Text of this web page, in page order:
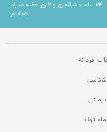
۲۴ ساعت شبانه روز و ۷ روز هفته همراه
شماییم
مردانه
تولد